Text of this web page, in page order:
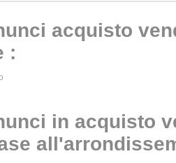
acquisto
:
in acquisto